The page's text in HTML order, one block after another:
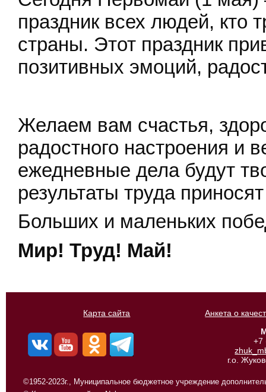
праздник всех людей, кто
страны. Этот праздник
позитивных эмоций,
Желаем вам счастья,
радостного настроения и
ежедневные дела будут
результаты труда
Больших и маленьких
Мир! Труд! Май!
Карта сайта
Анкета о
+7
г.о.
©1952-2023г., Муниципальное бюджетное учреждение